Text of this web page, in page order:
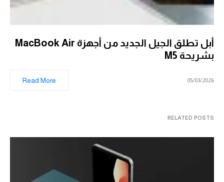
أبل تطلق الجيل الجديد من أجهزة MacBook Air
بشريحة M5
05/03/2026
Read More
RELATED POSTS